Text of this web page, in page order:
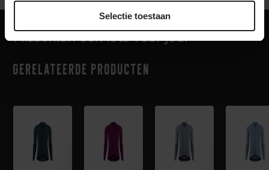
Selectie toestaan
Misschien ook iets voor jou!
Gerelateerde producten